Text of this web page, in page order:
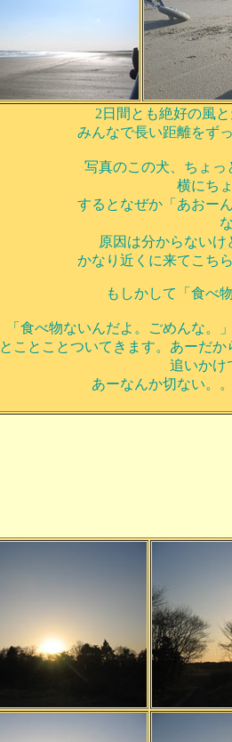
2日間とも絶好の風
みんなで長い距離をず
写真のこの犬、ちょ
横にち
するとなぜか「あおー
原因は分からない
かなり近くに来てこち
もしかして「食べ
「食べ物ないんだよ。ごめんな。
とことことついてきます。あーだ
追いかけ
あーなんか切ない。